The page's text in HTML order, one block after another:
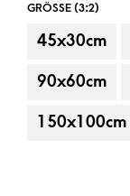
GRÖSSE (3:2)
45x30cm
90x60cm
150x100cm